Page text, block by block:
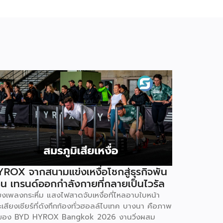
จากสนามแข่งเหงื่อโชกสู่ธุรกิจพัน
เทรนด์ออกกำลังกายที่กลายเป็นไวรัล
งเพลงกระหึ่ม แสงไฟสาดจับเหงื่อที่ไหลอาบใบหน้า
เสียงเชียร์ที่ดังกึกก้องทั่วฮอลล์ไบเทค บางนา คือภาพ
อง BYD HYROX Bangkok 2026 งานวิ่งผสม